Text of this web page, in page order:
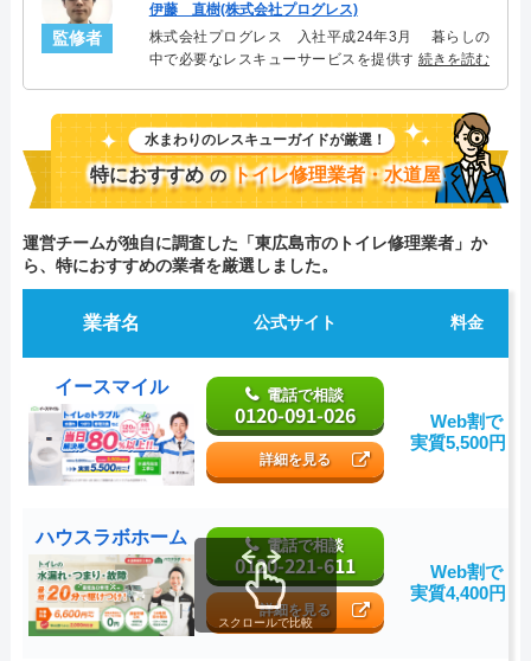
監修者
伊藤 直樹(株式会社プログレス)
株式会社プログレス 入社平成24年3月 暮らしの
中で必要なレスキューサービスを提供する株式会社
トイレ・洗面・キッチン関連のトラブルを解決。多
くのお客様に信頼される「トイレ・洗面・キッチ
ン」のスペシャリスト。
続きを読む
水まわりのレスキューガイドが厳選！
特におすすめ の トイレ修理業者・水道屋
運営チームが独自に調査した「東広島市のトイレ修理業者」か
ら、特におすすめの業者を厳選しました。
業者名 公式サイト 料金
イースマイル 電話で相談
0120-091-026
詳細を見る
Web割で
実質5,500円～
ハウスラボホーム 電話で相談
0120-221-611
詳細を見る
Web割で
実質4,400円～
スクロールで比較